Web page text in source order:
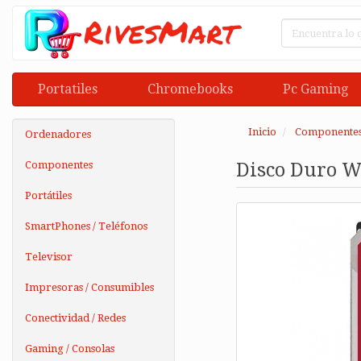
Portatiles Chromebooks Pc Gaming
Ordenadores
Componentes
Portátiles
SmartPhones / Teléfonos
Televisor
Impresoras / Consumibles
Conectividad / Redes
Gaming / Consolas
Inicio
Disco Duro